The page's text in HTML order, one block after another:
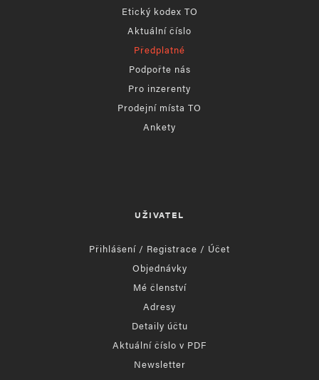
Etický kodex TO
Aktuální číslo
Předplatné
Podpořte nás
Pro inzerenty
Prodejní místa TO
Ankety
UŽIVATEL
Přihlášení / Registrace / Účet
Objednávky
Mé členství
Adresy
Detaily účtu
Aktuální číslo v PDF
Newsletter